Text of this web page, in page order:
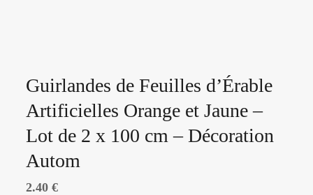
Guirlandes de Feuilles d’Érable
Artificielles Orange et Jaune –
Lot de 2 x 100 cm – Décoration
Autom
2.40 €